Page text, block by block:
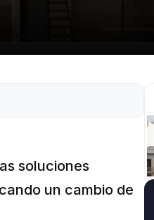
soluciones
un cambio de